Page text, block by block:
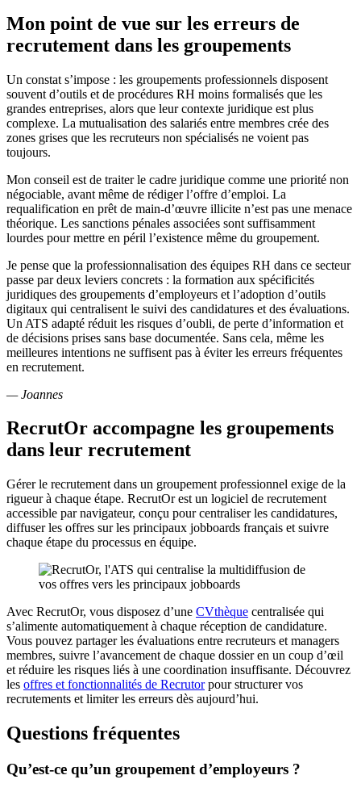
Mon point de vue sur les erreurs de
recrutement dans les groupements
Un constat s’impose : les groupements professionnels disposent
souvent d’outils et de procédures RH moins formalisés que les
grandes entreprises, alors que leur contexte juridique est plus
complexe. La mutualisation des salariés entre membres crée des
zones grises que les recruteurs non spécialisés ne voient pas
toujours.
Mon conseil est de traiter le cadre juridique comme une priorité non
négociable, avant même de rédiger l’offre d’emploi. La
requalification en prêt de main-d’œuvre illicite n’est pas une menace
théorique. Les sanctions pénales associées sont suffisamment
lourdes pour mettre en péril l’existence même du groupement.
Je pense que la professionnalisation des équipes RH dans ce secteur
passe par deux leviers concrets : la formation aux spécificités
juridiques des groupements d’employeurs et l’adoption d’outils
digitaux qui centralisent le suivi des candidatures et des évaluations.
Un ATS adapté réduit les risques d’oubli, de perte d’information et
de décisions prises sans base documentée. Sans cela, même les
meilleures intentions ne suffisent pas à éviter les erreurs fréquentes
en recrutement.
— Joannes
RecrutOr accompagne les groupements
dans leur recrutement
Gérer le recrutement dans un groupement professionnel exige de la
rigueur à chaque étape. RecrutOr est un logiciel de recrutement
accessible par navigateur, conçu pour centraliser les candidatures,
diffuser les offres sur les principaux jobboards français et suivre
chaque étape du processus en équipe.
Avec RecrutOr, vous disposez d’une CVthèque centralisée qui
s’alimente automatiquement à chaque réception de candidature.
Vous pouvez partager les évaluations entre recruteurs et managers
membres, suivre l’avancement de chaque dossier en un coup d’œil
et réduire les risques liés à une coordination insuffisante. Découvrez
les offres et fonctionnalités de Recrutorpour structurer vos
recrutements et limiter les erreurs dès aujourd’hui.
Questions fréquentes
Qu’est-ce qu’un groupement d’employeurs ?